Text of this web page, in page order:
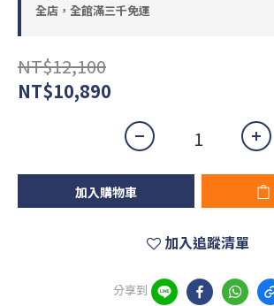
全店，全館滿三千免運
NT$12,100
NT$10,890
加入購物車
加入追蹤清單
分享到